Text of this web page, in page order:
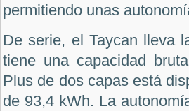
permitiendo unas
De serie, el Taycan lleva
tiene una capacidad
Plus de dos capas está
de 93,4 kWh. La